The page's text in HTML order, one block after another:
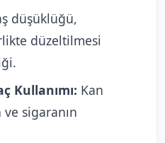
düşüklüğü,
düzeltilmesi
Kullanımı: Kan
ve sigaranın